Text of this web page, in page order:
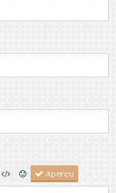
Aperçu